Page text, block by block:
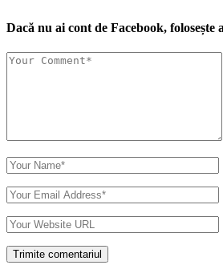
Dacă nu ai cont de Facebook, folosește